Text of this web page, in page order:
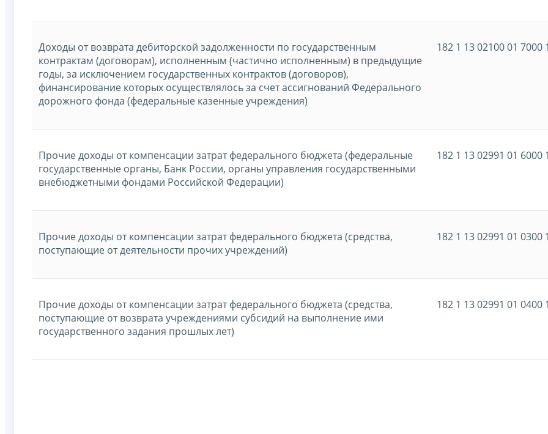
Доходы от возврата дебиторской задолженности по государственным
контрактам (договорам), исполненным (частично исполненным) в предыдущие
годы, за исключением государственных контрактов (договоров),
финансирование которых осуществлялось за счет ассигнований Федерального
дорожного фонда (федеральные казенные учреждения)
182 1 13 02100 01 7000
Прочие доходы от компенсации затрат федерального бюджета (федеральные
государственные органы, Банк России, органы управления государственными
внебюджетными фондами Российской Федерации)
182 1 13 02991 01 6000
Прочие доходы от компенсации затрат федерального бюджета (средства,
поступающие от деятельности прочих учреждений)
182 1 13 02991 01 0300
Прочие доходы от компенсации затрат федерального бюджета (средства,
поступающие от возврата учреждениями субсидий на выполнение ими
государственного задания прошлых лет)
182 1 13 02991 01 0400